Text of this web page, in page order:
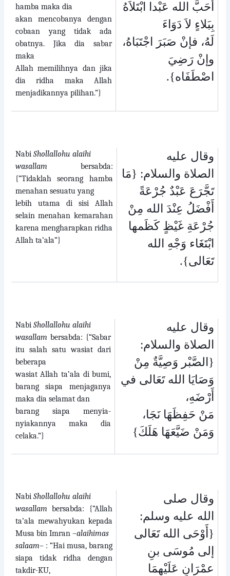
hamba maka dia
akan mencobanya dengan
cobaan yang tidak ada
obatnya. Jika dia sabar
maka
Allah memilihnya dan jika
dia ridha maka Allah
menjadikannya pilihan.”}
أَحَبَّ الله عَبْدا ابْتَلاَهُ
بِبَلاءٍ لاَ دَوَاءَ
لَهُ، فإنْ صَبَرَ اجْتَبَاهُ،
وإنْ رَضِيَ
اصْطَفَاه}.
Nabi Shollallohu alaihi
wasallam bersabda:
{“Tidaklah seorang hamba
menahan sesuatu yang
lebih utama di sisi Allah
selain menahan kemarahan
karena mengharapkan ridha
Allah ta’ala”}
وقال عليه
الصلاة والسلام: {مَا
تَجَّرَعَ عَبْدٌ جُرْعَةً
أَفْضَلُ عِنْدَ الله مِنْ
جُرْعَةِ غَيْظٍ كَظَمها
ابْتَغَاء وَجْهِ الله
تَعَالى}.
Nabi Shollallohu alaihi
wasallam bersabda: {“Sabar
itu salah satu wasiat dari
beberapa
wasiat Allah ta’ala di bumi,
barang siapa menjaganya
maka dia selamat dan
barang siapa menyia-
nyiakannya maka dia
celaka.”}
وقال عليه
الصلاة والسلام:
{الصَّبْر وَصِيَّةٌ مِنْ
وَصَايَا الله تَعَالى في
أَرْضَهِ،
مَنْ حَفِظَهَا نَجَا،
وَمَنْ ضَيَّعَهَا هَلَكَ}
Nabi Shollallohu alaihi
wasallam bersabda: {“Allah
ta’ala mewahyukan kepada
Musa bin Imran –alaihimas
salaam– : “Hai musa, barang
siapa tidak ridha dengan
takdir-KU,
وقال صلى
الله عليه وسلم:
{أَوْحَى الله تَعَالى
إلى مُوسَى بنِ
عمْرَانِ عَلَيْهِمَا